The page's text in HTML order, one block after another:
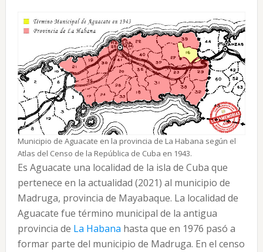
Municipio de Aguacate en la provincia de La Habana según el
Atlas del Censo de la República de Cuba en 1943.
Es Aguacate una localidad de la isla de Cuba que
pertenece en la actualidad (2021) al municipio de
Madruga, provincia de Mayabaque. La localidad de
Aguacate fue término municipal de la antigua
provincia de La Habana hasta que en 1976 pasó a
formar parte del municipio de Madruga. En el censo